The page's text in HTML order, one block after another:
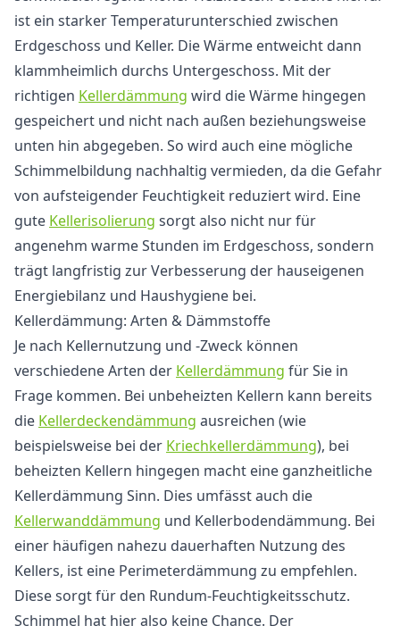
ist ein starker Temperaturunterschied zwischen
Erdgeschoss und Keller. Die Wärme entweicht dann
klammheimlich durchs Untergeschoss. Mit der
richtigen Kellerdämmung wird die Wärme hingegen
gespeichert und nicht nach außen beziehungsweise
unten hin abgegeben. So wird auch eine mögliche
Schimmelbildung nachhaltig vermieden, da die Gefahr
von aufsteigender Feuchtigkeit reduziert wird. Eine
gute Kellerisolierung sorgt also nicht nur für
angenehm warme Stunden im Erdgeschoss, sondern
trägt langfristig zur Verbesserung der hauseigenen
Energiebilanz und Haushygiene bei.
Kellerdämmung: Arten & Dämmstoffe
Je nach Kellernutzung und -Zweck können
verschiedene Arten der Kellerdämmung für Sie in
Frage kommen. Bei unbeheizten Kellern kann bereits
die Kellerdeckendämmung ausreichen (wie
beispielsweise bei der Kriechkellerdämmung), bei
beheizten Kellern hingegen macht eine ganzheitliche
Kellerdämmung Sinn. Dies umfässt auch die
Kellerwanddämmung und Kellerbodendämmung. Bei
einer häufigen nahezu dauerhaften Nutzung des
Kellers, ist eine Perimeterdämmung zu empfehlen.
Diese sorgt für den Rundum-Feuchtigkeitsschutz.
Schimmel hat hier also keine Chance. Der